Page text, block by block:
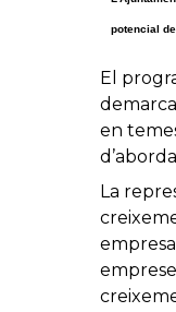
potencial
El
en
La